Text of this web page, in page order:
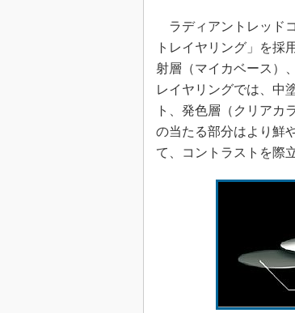
ラディアントレッド
トレイヤリング」を採
射層（マイカベース）
レイヤリングでは、中
ト、発色層（クリアカ
の当たる部分はより鮮
て、コントラストを際